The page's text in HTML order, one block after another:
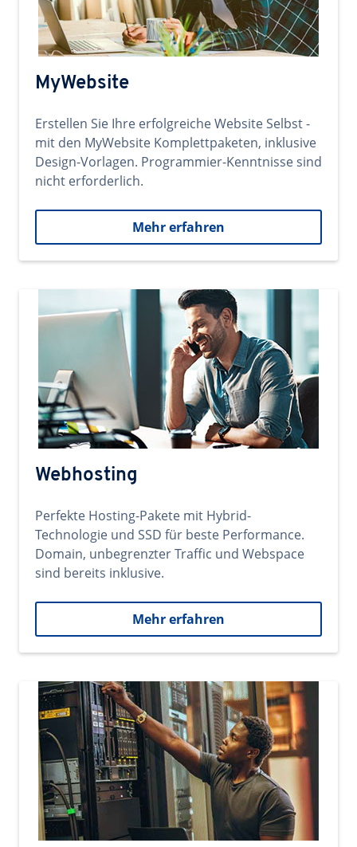
MyWebsite
Erstellen Sie Ihre erfolgreiche Website Selbst -
mit den MyWebsite Komplettpaketen, inklusive
Design-Vorlagen. Programmier-Kenntnisse sind
nicht erforderlich.
Mehr erfahren
Webhosting
Perfekte Hosting-Pakete mit Hybrid-
Technologie und SSD für beste Performance.
Domain, unbegrenzter Traffic und Webspace
sind bereits inklusive.
Mehr erfahren